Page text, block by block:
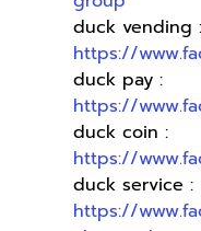
duck vending :
https://
duck pay :
https://
duck coin :
https://
duck service :
https://